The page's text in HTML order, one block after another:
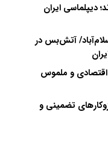
دیپلماسی ایران
آتش‌بس در
اقتصادی و ملموس
تضمینی و